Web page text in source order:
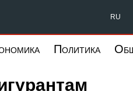
RU
Политика